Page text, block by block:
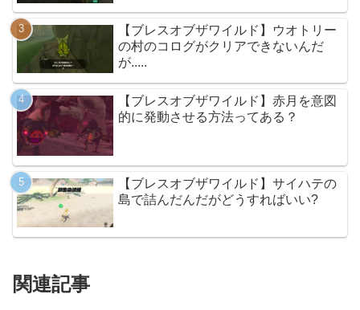
【ブレスオブザワイルド】ウオトリー
の村のコログがクリアできないんだ
が.....
【ブレスオブザワイルド】赤月を意図
的に発動させる方法ってある？
【ブレスオブザワイルド】サイハテの
島で詰んだんだがどうすればいい?
関連記事